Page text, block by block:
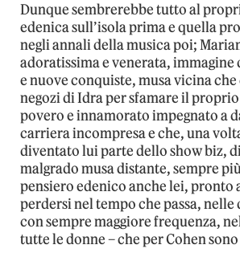
Dunque sembrerebbe tutto al
edenica sull’isola prima e quella
negli annali della musica poi;
adoratissima e venerata, immagine
e nuove conquiste, musa vicina
negozi di Idra per sfamare il
povero e innamorato impegnato a
carriera incompresa e che, una
diventato lui parte dello show biz,
malgrado musa distante, sempre
pensiero edenico anche lei, pronto
perdersi nel tempo che passa, nelle
con sempre maggiore frequenza,
tutte le donne – che per Cohen